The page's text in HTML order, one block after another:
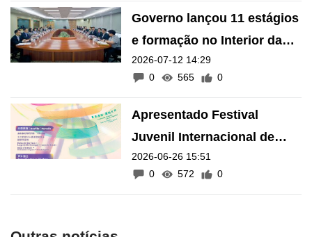
Governo lançou 11 estágios
e formação no Interior da
China para jovens desde
Janeiro
2026-07-12 14:29
0
565 0
Apresentado Festival
Juvenil Internacional de
Dança com orçamento de
16 milhões
2026-06-26 15:51
0
572 0